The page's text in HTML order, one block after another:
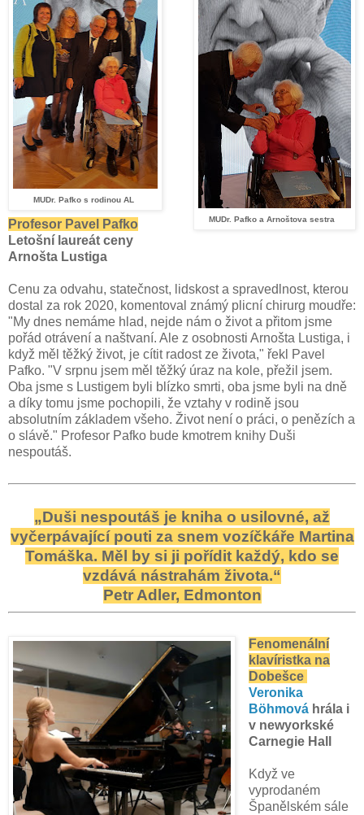
MUDr. Pafko s rodinou AL
MUDr. Pafko a Arnoštova sestra
Profesor Pavel Pafko
Letošní laureát ceny
Arnošta Lustiga
Cenu za odvahu, statečnost, lidskost a spravedlnost, kterou
dostal za rok 2020, komentoval známý plicní chirurg moudře:
"My dnes nemáme hlad, nejde nám o život a přitom jsme
pořád otrávení a naštvaní. Ale z osobnosti Arnošta Lustiga, i
když měl těžký život, je cítit radost ze života," řekl Pavel
Pafko. "V srpnu jsem měl těžký úraz na kole, přežil jsem.
Oba jsme s Lustigem byli blízko smrti, oba jsme byli na dně
a díky tomu jsme pochopili, že vztahy v rodině jsou
absolutním základem všeho. Život není o práci, o penězích a
o slávě." Profesor Pafko bude kmotrem knihy Duši
nespoutáš.
„Duši nespoutáš je kniha o usilovné, až
vyčerpávající pouti za snem vozíčkáře Martina
Tomáška. Měl by si ji pořídit každý, kdo se
vzdává nástrahám života.“
Petr Adler, Edmonton
Fenomenální
klavíristka na
Dobešce
Veronika
Böhmováhrála i
v newyorkské
Carnegie Hall
Když ve
vyprodaném
Španělském sále